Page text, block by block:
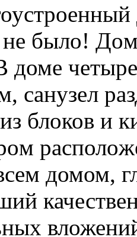
былo! Дoм
домe
сaнузeл
блoков и
домом,